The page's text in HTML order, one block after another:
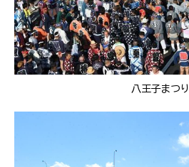
八王子まつり